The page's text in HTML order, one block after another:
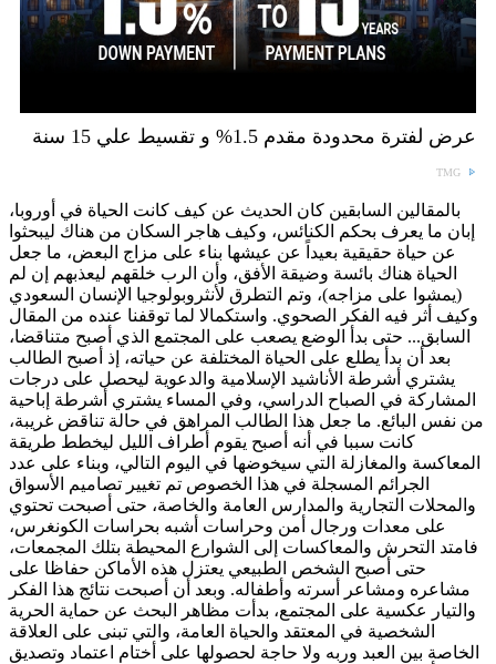
عرض لفترة محدودة مقدم 1.5% و تقسيط علي 15 سنة
TMG
بالمقالين السابقين كان الحديث عن كيف كانت الحياة في أوروبا،
إبان ما يعرف بحكم الكنائس، وكيف هاجر السكان من هناك ليبحثوا
عن حياة حقيقية بعيداً عن عيشها بناء على مزاج البعض، ما جعل
الحياة هناك بائسة وضيقة الأفق، وأن الرب خلقهم ليعذبهم إن لم
(يمشوا على مزاجه)، وتم التطرق لأنثروبولوجيا الإنسان السعودي
وكيف أثر فيه الفكر الصحوي. واستكمالا لما توقفنا عنده من المقال
السابق... حتى بدأ الوضع يصعب على المجتمع الذي أصبح متناقضا،
بعد أن بدأ يطلع على الحياة المختلفة عن حياته، إذ أصبح الطالب
يشتري أشرطة الأناشيد الإسلامية والدعوية ليحصل على درجات
المشاركة في الصباح الدراسي، وفي المساء يشتري أشرطة إباحية
من نفس البائع. ما جعل هذا الطالب المراهق في حالة تناقض غريبة،
كانت سببا في أنه أصبح يقوم أطراف الليل ليخطط طريقة
المعاكسة والمغازلة التي سيخوضها في اليوم التالي، وبناء على عدد
الجرائم المسجلة في هذا الخصوص تم تغيير تصاميم الأسواق
والمحلات التجارية والمدارس العامة والخاصة، حتى أصبحت تحتوي
على معدات ورجال أمن وحراسات أشبه بحراسات الكونغرس،
فامتد التحرش والمعاكسات إلى الشوارع المحيطة بتلك المجمعات،
حتى أصبح الشخص الطبيعي يعتزل هذه الأماكن حفاظا على
مشاعره ومشاعر أسرته وأطفاله. وبعد أن أصبحت نتائج هذا الفكر
والتيار عكسية على المجتمع، بدأت مظاهر البحث عن حماية الحرية
الشخصية في المعتقد والحياة العامة، والتي تبنى على العلاقة
الخاصة بين العبد وربه ولا حاجة لحصولها على أختام اعتماد وتصديق